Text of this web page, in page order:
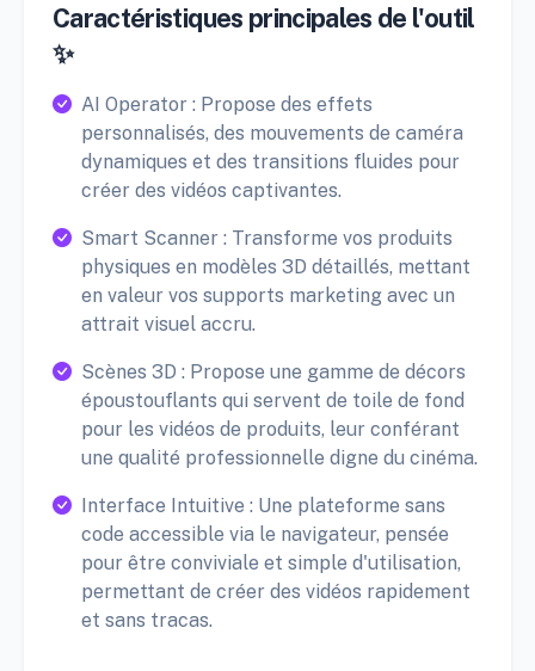
Caractéristiques principales de l'outil
✨
AI Operator : Propose des effets
personnalisés, des mouvements de caméra
dynamiques et des transitions fluides pour
créer des vidéos captivantes.
Smart Scanner : Transforme vos produits
physiques en modèles 3D détaillés, mettant
en valeur vos supports marketing avec un
attrait visuel accru.
Scènes 3D : Propose une gamme de décors
époustouflants qui servent de toile de fond
pour les vidéos de produits, leur conférant
une qualité professionnelle digne du cinéma.
Interface Intuitive : Une plateforme sans
code accessible via le navigateur, pensée
pour être conviviale et simple d'utilisation,
permettant de créer des vidéos rapidement
et sans tracas.